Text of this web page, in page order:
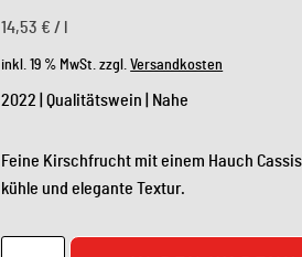
14,53 € /
inkl. 19 % MwSt. zzgl.Versandkosten
2022 | Qualitätswein | Nahe
Feine Kirschfrucht mit einem Hauch
kühle und elegante Textur.